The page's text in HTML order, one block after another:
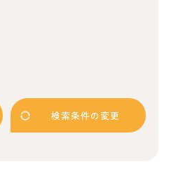
検索条件の変更